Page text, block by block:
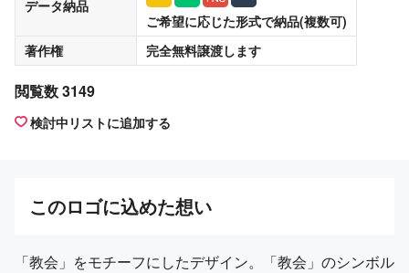
データ納品
ご希望に応じた形式で納品(複数可)
著作権
完全無料譲渡します
閲覧数 3149
検討中リストに追加する
このロゴに込めた想い
「教会」をモチーフにしたデザイン。「教会」のシンボル